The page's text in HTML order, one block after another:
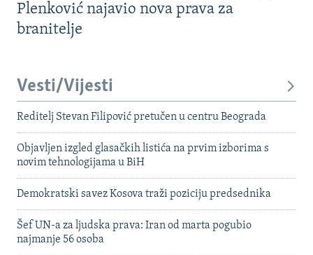
Plenković najavio nova prava za
branitelje
Vesti/Vijesti
Reditelj Stevan Filipović pretučen u centru Beograda
Objavljen izgled glasačkih listića na prvim izborima s
novim tehnologijama u BiH
Demokratski savez Kosova traži poziciju predsednika
Šef UN-a za ljudska prava: Iran od marta pogubio
najmanje 56 osoba